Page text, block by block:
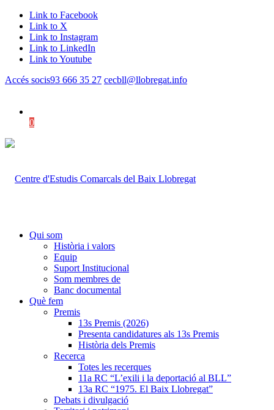
Link to Facebook
Link to X
Link to Instagram
Link to LinkedIn
Link to Youtube
Accés socis93 666 35 27 cecbll@llobregat.info
0
Qui som
Història i valors
Equip
Suport Institucional
Som membres de
Banc documental
Què fem
Premis
13s Premis (2026)
Presenta candidatures als 13s Premis
Història dels Premis
Recerca
Totes les recerques
11a RC “L’exili i la deportació al BLL”
13a RC “1975. El Baix Llobregat”
Debats i divulgació